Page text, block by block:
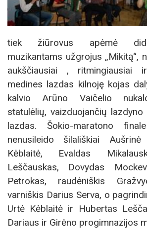
tiek žiūrovus apėmė
muzikantams užgrojus „Mikitą“,
aukščiausiai , ritmingiausiai
medines lazdas kilnoję kojas
kalvio Arūno Vaičelio
statulėlių, vaizduojančių lazdyno
lazdas. Šokio-maratono
nenusileido šilališkiai
Kėblaitė, Evaldas
Leščauskas, Dovydas
Petrokas, raudėniškis
varniškis Darius Serva, o
Urtė Kėblaitė ir Hubertas
Dariaus ir Girėno progimnazijos